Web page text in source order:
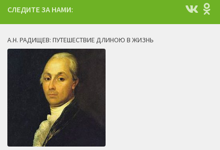
СЛЕДИТЕ ЗА НАМИ:
А.Н. РАДИЩЕВ: ПУТЕШЕСТВИЕ ДЛИНОЮ В ЖИЗНЬ